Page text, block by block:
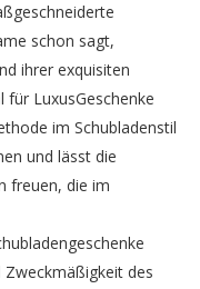
schon sagt,
ihrer exquisiten
für LuxusGeschenke
im Schubladenstil
und lässt die
freuen, die im
des